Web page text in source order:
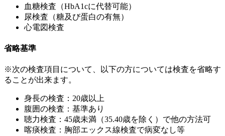
血糖検査（HbA1cに代替可能）
尿検査（糖及び蛋白の有無）
心電図検査
省略基準
※次の検査項目について、以下の方については検査を省略す
ることが出来ます。
身長の検査：20歳以上
腹囲の検査：基準あり
聴力検査：45歳未満（35.40歳を除く）で他の方法可
喀痰検査：胸部エックス線検査で病変なし等